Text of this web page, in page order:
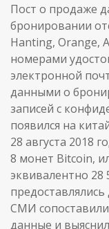
Пост о продаже
бронировании
Hanting, Orange,
номерами
электронной
данными о
записей с
появился на
28 августа 2018
8 монет Bitcoin,
эквивалентно
СМИ
данные и